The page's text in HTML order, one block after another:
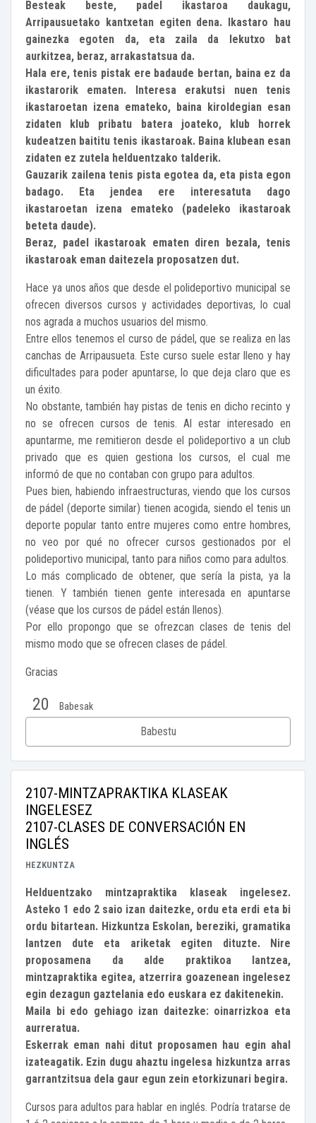
Besteak beste, padel ikastaroa daukagu,
Arripausuetako kantxetan egiten dena. Ikastaro hau
gainezka egoten da, eta zaila da lekutxo bat
aurkitzea, beraz, arrakastatsua da.
Hala ere, tenis pistak ere badaude bertan, baina ez da
ikastarorik ematen. Interesa erakutsi nuen tenis
ikastaroetan izena emateko, baina kiroldegian esan
zidaten klub pribatu batera joateko, klub horrek
kudeatzen baititu tenis ikastaroak. Baina klubean esan
zidaten ez zutela helduentzako talderik.
Gauzarik zailena tenis pista egotea da, eta pista egon
badago. Eta jendea ere interesatuta dago
ikastaroetan izena emateko (padeleko ikastaroak
beteta daude).
Beraz, padel ikastaroak ematen diren bezala, tenis
ikastaroak eman daitezela proposatzen dut.
Hace ya unos años que desde el polideportivo municipal se
ofrecen diversos cursos y actividades deportivas, lo cual
nos agrada a muchos usuarios del mismo.
Entre ellos tenemos el curso de pádel, que se realiza en las
canchas de Arripausueta. Este curso suele estar lleno y hay
dificultades para poder apuntarse, lo que deja claro que es
un éxito.
No obstante, también hay pistas de tenis en dicho recinto y
no se ofrecen cursos de tenis. Al estar interesado en
apuntarme, me remitieron desde el polideportivo a un club
privado que es quien gestiona los cursos, el cual me
informó de que no contaban con grupo para adultos.
Pues bien, habiendo infraestructuras, viendo que los cursos
de pádel (deporte similar) tienen acogida, siendo el tenis un
deporte popular tanto entre mujeres como entre hombres,
no veo por qué no ofrecer cursos gestionados por el
polideportivo municipal, tanto para niños como para adultos.
Lo más complicado de obtener, que sería la pista, ya la
tienen. Y también tienen gente interesada en apuntarse
(véase que los cursos de pádel están llenos).
Por ello propongo que se ofrezcan clases de tenis del
mismo modo que se ofrecen clases de pádel.
Gracias
20 Babesak
Babestu
2107-MINTZAPRAKTIKA KLASEAK
INGELESEZ
2107-CLASES DE CONVERSACIÓN EN
INGLÉS
HEZKUNTZA
Helduentzako mintzapraktika klaseak ingelesez.
Asteko 1 edo 2 saio izan daitezke, ordu eta erdi eta bi
ordu bitartean. Hizkuntza Eskolan, bereziki, gramatika
lantzen dute eta ariketak egiten dituzte. Nire
proposamena da alde praktikoa lantzea,
mintzapraktika egitea, atzerrira goazenean ingelesez
egin dezagun gaztelania edo euskara ez dakitenekin.
Maila bi edo gehiago izan daitezke: oinarrizkoa eta
aurreratua.
Eskerrak eman nahi ditut proposamen hau egin ahal
izateagatik. Ezin dugu ahaztu ingelesa hizkuntza arras
garrantzitsua dela gaur egun zein etorkizunari begira.
Cursos para adultos para hablar en inglés. Podría tratarse de